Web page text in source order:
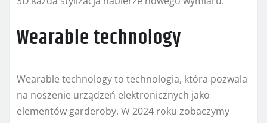
Wearable technology
Wearable technology to technologia, która pozwala
na noszenie urządzeń elektronicznych jako
elementów garderoby. W 2024 roku zobaczymy